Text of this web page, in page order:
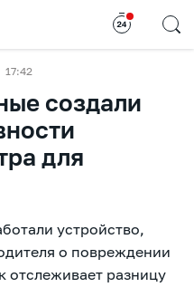
17:42
создали
для
устройство,
о повреждении
отслеживает разницу